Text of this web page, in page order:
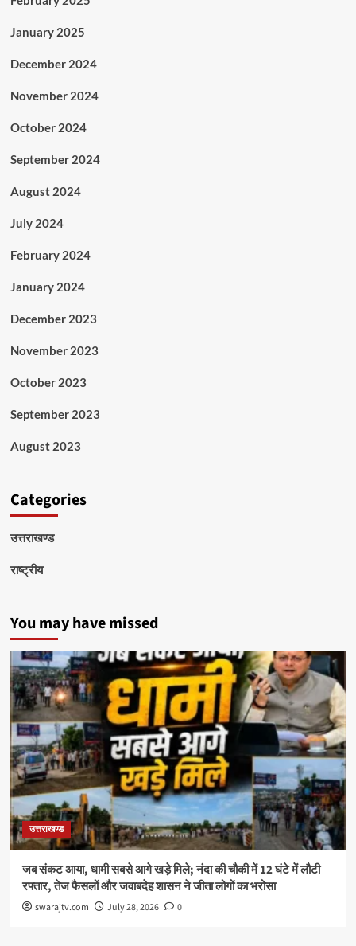
January 2025
December 2024
November 2024
October 2024
September 2024
August 2024
July 2024
February 2024
January 2024
December 2023
November 2023
October 2023
September 2023
August 2023
Categories
उत्तराखण्ड
राष्ट्रीय
You may have missed
उत्तराखण्ड
जब संकट आया, धामी सबसे आगे खड़े मिले; नंदा की चौकी में 12 घंटे में लौटी
रफ्तार, तेज फैसलों और जवाबदेह शासन ने जीता लोगों का भरोसा
swarajtv.com July 28, 2026 0